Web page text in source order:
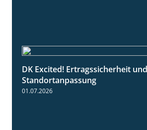
DK Excited! Ertragssicherheit
Standortanpassung
01.07.2026